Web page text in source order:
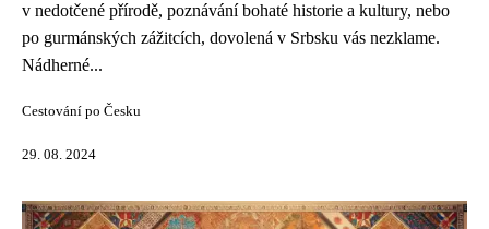
v nedotčené přírodě, poznávání bohaté historie a kultury, nebo
po gurmánských zážitcích, dovolená v Srbsku vás nezklame.
Nádherné...
Cestování po Česku
29. 08. 2024